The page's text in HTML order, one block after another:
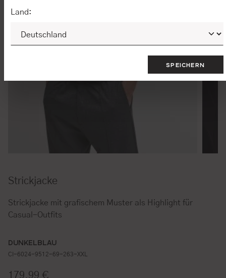
Strickjacke
Strickjacke mit grafischem Muster als Highlight für
Casual-Outfits
DUNKELBLAU
CI-6024-9512-69-263-XXL
Regulärer Preis:
179,99 €
Land:
SPEICHERN